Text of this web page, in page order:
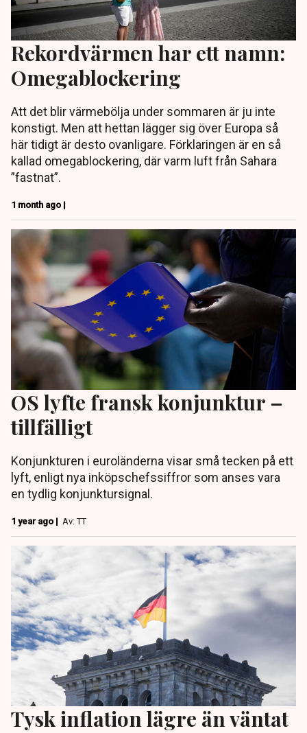
Rekordvärmen har ett namn:
Omegablockering
Att det blir värmebölja under sommaren är ju inte
konstigt. Men att hettan lägger sig över Europa så
här tidigt är desto ovanligare. Förklaringen är en så
kallad omegablockering, där varm luft från Sahara
”fastnat”.
1 month ago |
OS lyfte fransk konjunktur –
tillfälligt
Konjunkturen i euroländerna visar små tecken på ett
lyft, enligt nya inköpschefssiffror som anses vara
en tydlig konjunktursignal.
1 year ago | Av: TT
Tysk inflation lägre än väntat